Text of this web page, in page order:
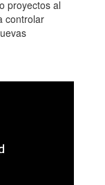
proyectos al
controlar